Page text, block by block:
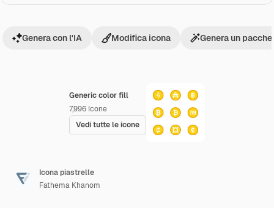
Generic color fill
7,996 Icone
Vedi tutte le icone
Genera con l'IA Modifica icona Genera un
Icona piastrelle
Fathema Khanom